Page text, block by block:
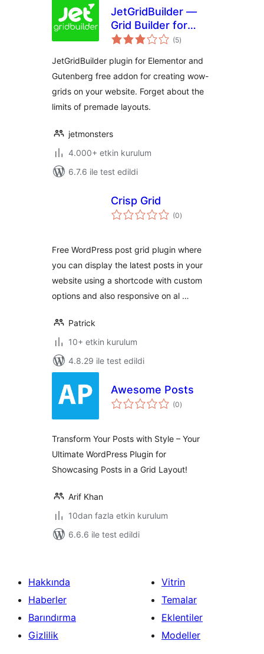
JetGridBuilder —
Grid Builder for
Elementor and
(5toplam
puan
)
JetGridBuilder plugin for Elementor and
Gutenberg free addon for creating wow-
grids on your website. Forget about the
limits of premade layouts.
jetmonsters
4.000+ etkin kurulum
6.7.6 ile test edildi
Crisp Grid
(0toplam
puan
)
Free WordPress post grid plugin where
you can display the latest posts in your
website using a shortcode with custom
options and also responsive on al …
Patrick
10+ etkin kurulum
4.8.29 ile test edildi
Awesome Posts
(0toplam
puan
)
Transform Your Posts with Style – Your
Ultimate WordPress Plugin for
Showcasing Posts in a Grid Layout!
Arif Khan
10dan fazla etkin kurulum
6.6.6 ile test edildi
Hakkında
Haberler
Barındırma
Gizlilik
Vitrin
Temalar
Eklentiler
Modeller